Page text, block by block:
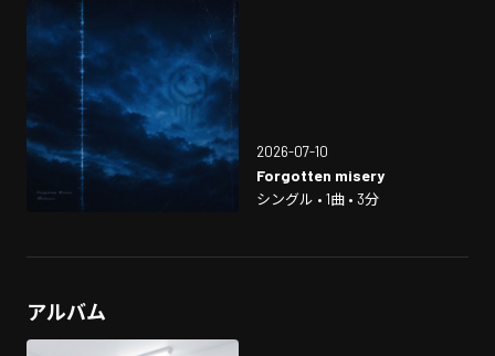
2026-07-10
Forgotten misery
シングル • 1曲 • 3分
アルバム